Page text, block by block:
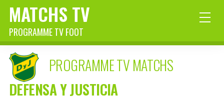
MATCHS TV
PROGRAMME TV FOOT
PROGRAMME TV MATCHS
DEFENSA Y JUSTICIA